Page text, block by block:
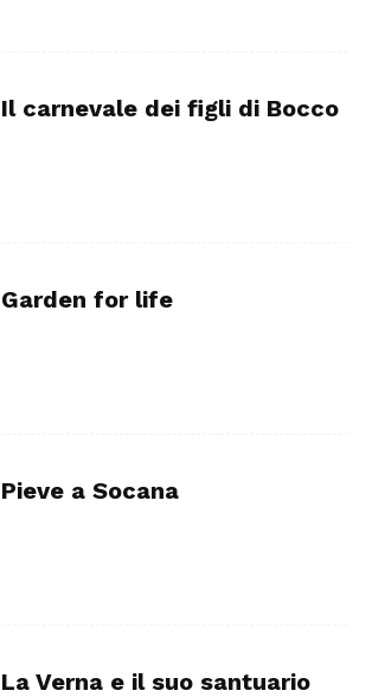
Il carnevale dei figli di Bocco
Garden for life
Pieve a Socana
La Verna e il suo santuario